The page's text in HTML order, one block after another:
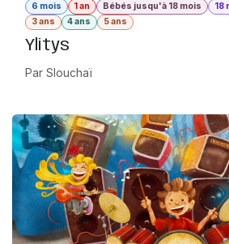
6 mois
1 an Bébés jusqu'à 18 mois 18
3 ans
4 ans 5 ans
Ylitys
Par Slouchaï